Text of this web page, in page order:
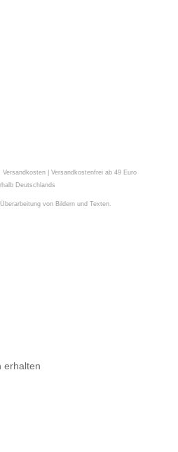
| Versandkostenfrei ab 49 Euro
Deutschlands
von Bildern und Texten.
erhalten